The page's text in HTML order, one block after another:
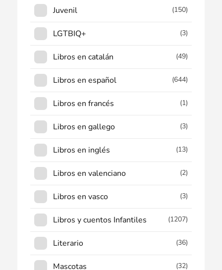
Juvenil (150)
LGTBIQ+ (3)
Libros en catalán (49)
Libros en español (644)
Libros en francés (1)
Libros en gallego (3)
Libros en inglés (13)
Libros en valenciano (2)
Libros en vasco (3)
Libros y cuentos Infantiles (1207)
Literario (36)
Mascotas (32)